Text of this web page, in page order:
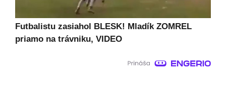
Futbalistu zasiahol BLESK! Mladík ZOMREL
priamo na trávniku, VIDEO